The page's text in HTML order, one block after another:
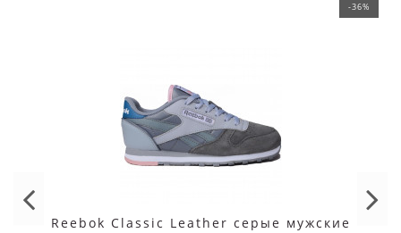
-36%
Reebok Classic Leather серые мужские